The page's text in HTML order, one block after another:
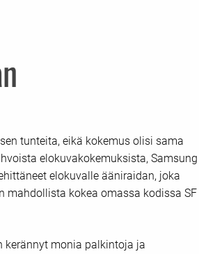
tunteita, eikä kokemus olisi sama
elokuvakokemuksista, Samsung
elokuvalle ääniraidan, joka
kokea omassa kodissa SF
kerännyt monia palkintoja ja